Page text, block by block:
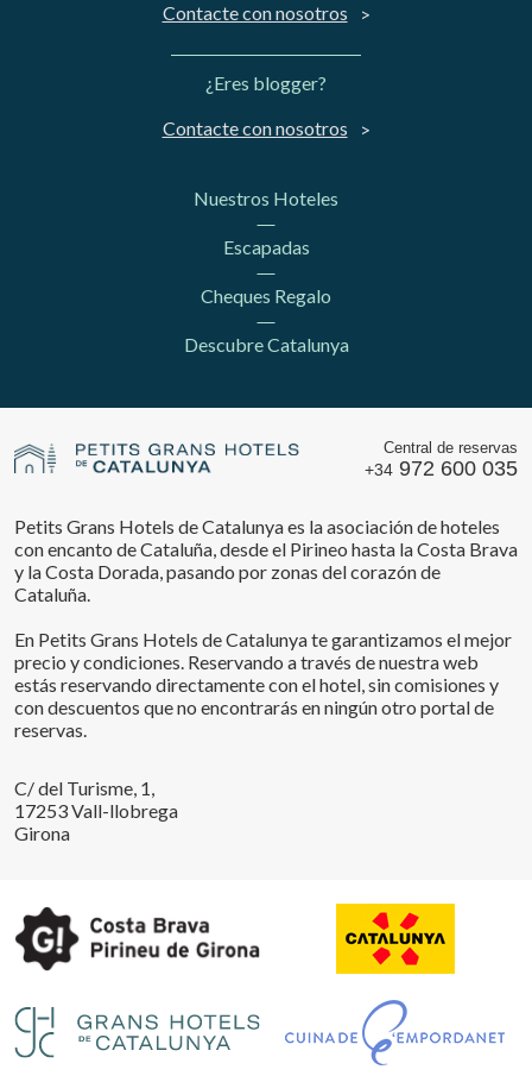
Contacte con nosotros
¿Eres blogger?
Contacte con nosotros
Nuestros Hoteles
Escapadas
Cheques Regalo
Descubre Catalunya
Central de reservas
+34 972 600 035
Petits Grans Hotels de Catalunya es la asociación de hoteles
con encanto de Cataluña, desde el Pirineo hasta la Costa Brava
y la Costa Dorada, pasando por zonas del corazón de
Cataluña.
En Petits Grans Hotels de Catalunya te garantizamos el mejor
precio y condiciones. Reservando a través de nuestra web
estás reservando directamente con el hotel, sin comisiones y
con descuentos que no encontrarás en ningún otro portal de
reservas.
C/ del Turisme, 1,
17253 Vall-llobrega
Girona
Aceptar todas